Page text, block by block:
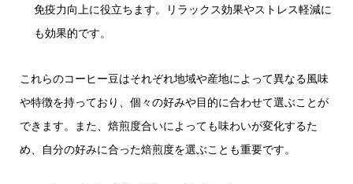
免疫力向上に役立ちます。リラックス効果やストレス軽減に
も効果的です。
これらのコーヒー豆はそれぞれ地域や産地によって異なる風味
や特徴を持っており、個々の好みや目的に合わせて選ぶことが
できます。また、焙煎度合いによっても味わいが変化するた
め、自分の好みに合った焙煎度を選ぶことも重要です。